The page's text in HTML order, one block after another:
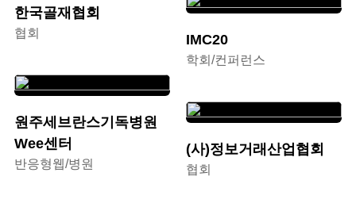
한국골재협회
협회 IMC20
학회/컨퍼런스
원주세브란스기독병원
Wee센터
반응형웹/병원
(사)정보거래산업협회
협회